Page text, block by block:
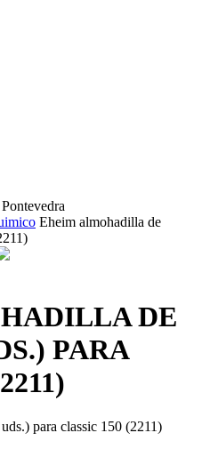
Eheim almohadilla de
DE
PARA
para classic 150 (2211)